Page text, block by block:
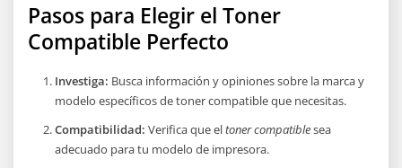
Pasos para Elegir el Toner
Compatible Perfecto
Investiga: Busca información y opiniones sobre la marca y
modelo específicos de toner compatible que necesitas.
Compatibilidad: Verifica que eltoner compatiblesea
adecuado para tu modelo de impresora.